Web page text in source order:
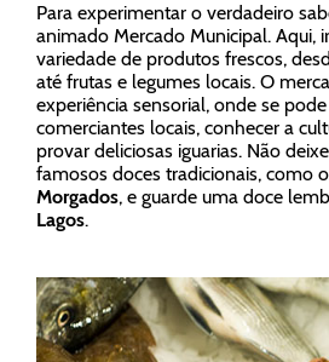
Para experimentar o verdadeiro
animado Mercado Municipal. Aqui,
variedade de produtos frescos,
até frutas e legumes locais. O
experiência sensorial, onde se
comerciantes locais, conhecer a
provar deliciosas iguarias. Não
famosos doces tradicionais, como
Morgados, e guarde uma doce
Lagos.